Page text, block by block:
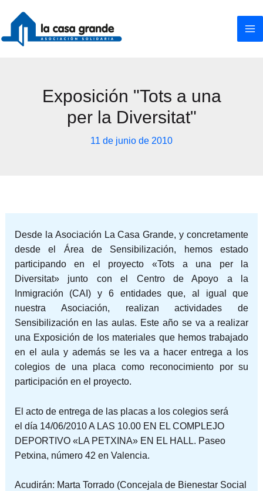
contenido
Exposición "Tots a una
per la Diversitat"
11 de junio de 2010
Desde la Asociación La Casa Grande, y concretamente
desde el Área de Sensibilización, hemos estado
participando en el proyecto «Tots a una per la
Diversitat» junto con el Centro de Apoyo a la
Inmigración (CAI) y 6 entidades que, al igual que
nuestra Asociación, realizan actividades de
Sensibilización en las aulas. Este año se va a realizar
una Exposición de los materiales que hemos trabajado
en el aula y además se les va a hacer entrega a los
colegios de una placa como reconocimiento por su
participación en el proyecto.
El acto de entrega de las placas a los colegios será
el día 14/06/2010 A LAS 10.00 EN EL COMPLEJO
DEPORTIVO «LA PETXINA» EN EL HALL. Paseo
Petxina, número 42 en Valencia.
Acudirán: Marta Torrado (Concejala de Bienestar Social